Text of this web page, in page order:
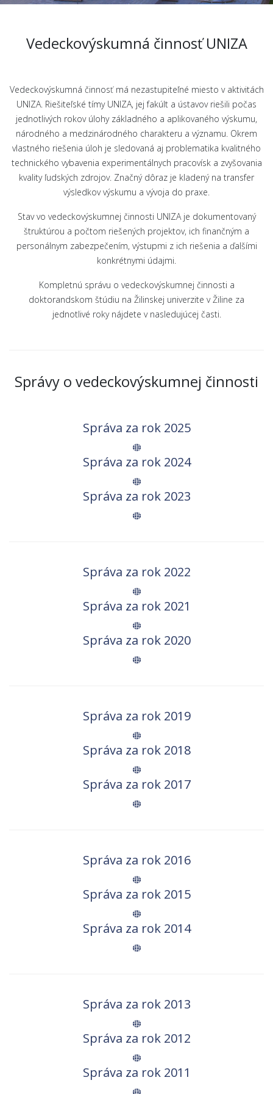
Vedeckovýskumná činnosť UNIZA
Vedeckovýskumná činnosť má nezastupiteľné miesto v aktivitách
UNIZA. Riešiteľské tímy UNIZA, jej fakúlt a ústavov riešili počas
jednotlivých rokov úlohy základného a aplikovaného výskumu,
národného a medzinárodného charakteru a významu. Okrem
vlastného riešenia úloh je sledovaná aj problematika kvalitného
technického vybavenia experimentálnych pracovísk a zvyšovania
kvality ľudských zdrojov. Značný dôraz je kladený na transfer
výsledkov výskumu a vývoja do praxe.
Stav vo vedeckovýskumnej činnosti UNIZA je dokumentovaný
štruktúrou a počtom riešených projektov, ich finančným a
personálnym zabezpečením, výstupmi z ich riešenia a ďalšími
konkrétnymi údajmi.
Kompletnú správu o vedeckovýskumnej činnosti a
doktorandskom štúdiu na Žilinskej univerzite v Žiline za
jednotlivé roky nájdete v nasledujúcej časti.
Správy o vedeckovýskumnej činnosti
Správa za rok 2025
Správa za rok 2024
Správa za rok 2023
Správa za rok 2022
Správa za rok 2021
Správa za rok 2020
Správa za rok 2019
Správa za rok 2018
Správa za rok 2017
Správa za rok 2016
Správa za rok 2015
Správa za rok 2014
Správa za rok 2013
Správa za rok 2012
Správa za rok 2011